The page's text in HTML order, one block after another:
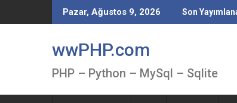
to
Pazar, Ağustos 9, 2026 Son
wwPHP.com
PHP – Python – MySql – Sqlite